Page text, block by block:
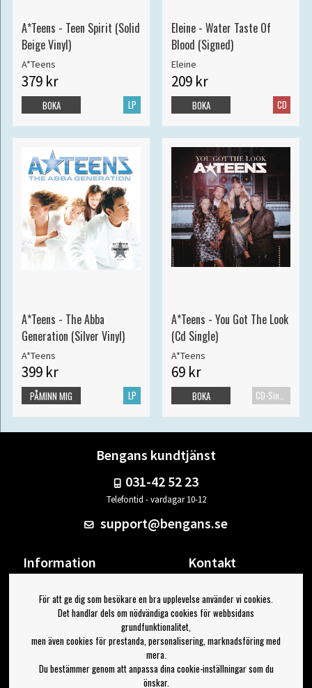
A*Teens - Teen Spirit (Solid
Beige Vinyl)
A*Teens
379 kr
LP
BOKA
Eleine - Water Taste Of
Blood (Signed)
Eleine
209 kr
CD
BOKA
A*Teens - The Abba
Generation (Silver Vinyl)
A*Teens
399 kr
LP
PÅMINN MIG
A*Teens - You Got The Look
(Cd Single)
A*Teens
69 kr
CD-Singel
BOKA
Bengans kundtjänst
031-42 52 23
Telefontid - vardagar 10-12
support@bengans.se
Information
Om Bengans
FAQ / Köp- & Leveransvillkor
Kontakt
Din sida
Logga ut
Jag vill ha tips från Bengans
För att ge dig som besökare en bra upplevelse använder vi cookies.
Det handlar dels om nödvändiga cookies för webbsidans
grundfunktionalitet,
men även cookies för prestanda, personalisering, marknadsföring med
mera.
Du bestämmer genom att anpassa dina cookie-inställningar som du
önskar.